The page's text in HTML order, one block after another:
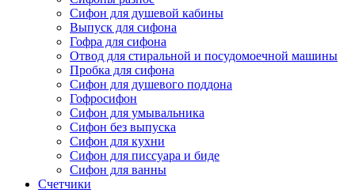
Сифон для душевой кабины
Выпуск для сифона
Гофра для сифона
Отвод для стиральной и посудомоечной машины
Пробка для сифона
Сифон для душевого поддона
Гофросифон
Сифон для умывальника
Сифон без выпуска
Сифон для кухни
Сифон для писсуара и биде
Сифон для ванны
Счетчики